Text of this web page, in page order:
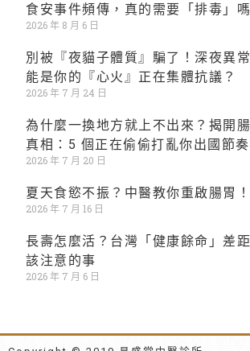
食安事件頻傳，真的需要「排毒」嗎
2026 年 8 月 6 日
別被『夜貓子體質』騙了！深夜異
能是你的『心火』正在集體抗議？
2026 年 7 月 24 日
為什麼一換地方就上不出來？揭開
真相：5 個正在偷偷打亂你出國節
2026 年 7 月 20 日
夏天食慾不振？中醫教你重啟腸胃！
2026 年 7 月 16 日
長壽怎麼活？台灣「健康餘命」差
該注意的事
2026 年 7 月 6 日